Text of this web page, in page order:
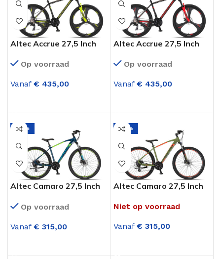
Altec Accrue 27,5 Inch
Versnellingen M.disc
Op voorraad
Vanaf € 435,00
Altec Accrue 27,5 Inch
Versnellingen M.disc
Op voorraad
Vanaf € 435,00
-25%
Altec Camaro 27,5 Inch
Versnellingen hydr.
Op voorraad
Vanaf € 315,00
-26%
Altec Camaro 27,5 Inch
Versnellingen
Green
Niet op voorraad
Vanaf € 315,00